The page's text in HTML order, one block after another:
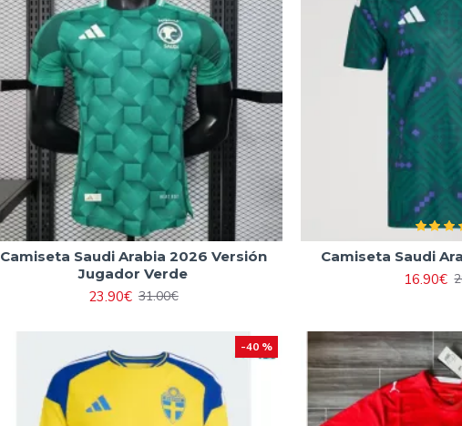
Camiseta Saudi Arabia 2026 Versión
Jugador Verde
23.90€ 31.00€
Camiseta Saudi
16.90€
-40 %